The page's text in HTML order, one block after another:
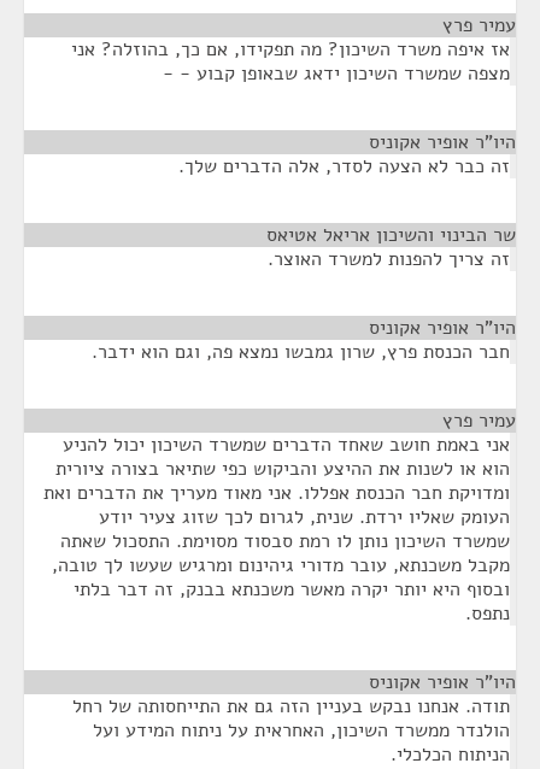
עמיר פרץ
אז איפה משרד השיכון? מה תפקידו, אם כך, בהוזלה? אני
מצפה שמשרד השיכון ידאג שבאופן קבוע - -
היו"ר אופיר אקוניס
זה כבר לא הצעה לסדר, אלה הדברים שלך.
שר הבינוי והשיכון אריאל אטיאס
זה צריך להפנות למשרד האוצר.
היו"ר אופיר אקוניס
חבר הכנסת פרץ, שרון גמבשו נמצא פה, וגם הוא ידבר.
עמיר פרץ
אני באמת חושב שאחד הדברים שמשרד השיכון יכול להניע
הוא או לשנות את ההיצע והביקוש כפי שתיאר בצורה ציורית
ומדויקת חבר הכנסת אפללו. אני מאוד מעריך את הדברים ואת
העומק שאליו ירדת. שנית, לגרום לכך שזוג צעיר יודע
שמשרד השיכון נותן לו רמת סבסוד מסוימת. התסכול שאתה
מקבל משכנתא, עובר מדורי גיהינום ומרגיש שעשו לך טובה,
ובסוף היא יותר יקרה מאשר משכנתא בבנק, זה דבר בלתי
נתפס.
היו"ר אופיר אקוניס
תודה. אנחנו נבקש בעניין הזה גם את התייחסותה של רחל
הולנדר ממשרד השיכון, האחראית על ניתוח המידע ועל
הניתוח הכלכלי.